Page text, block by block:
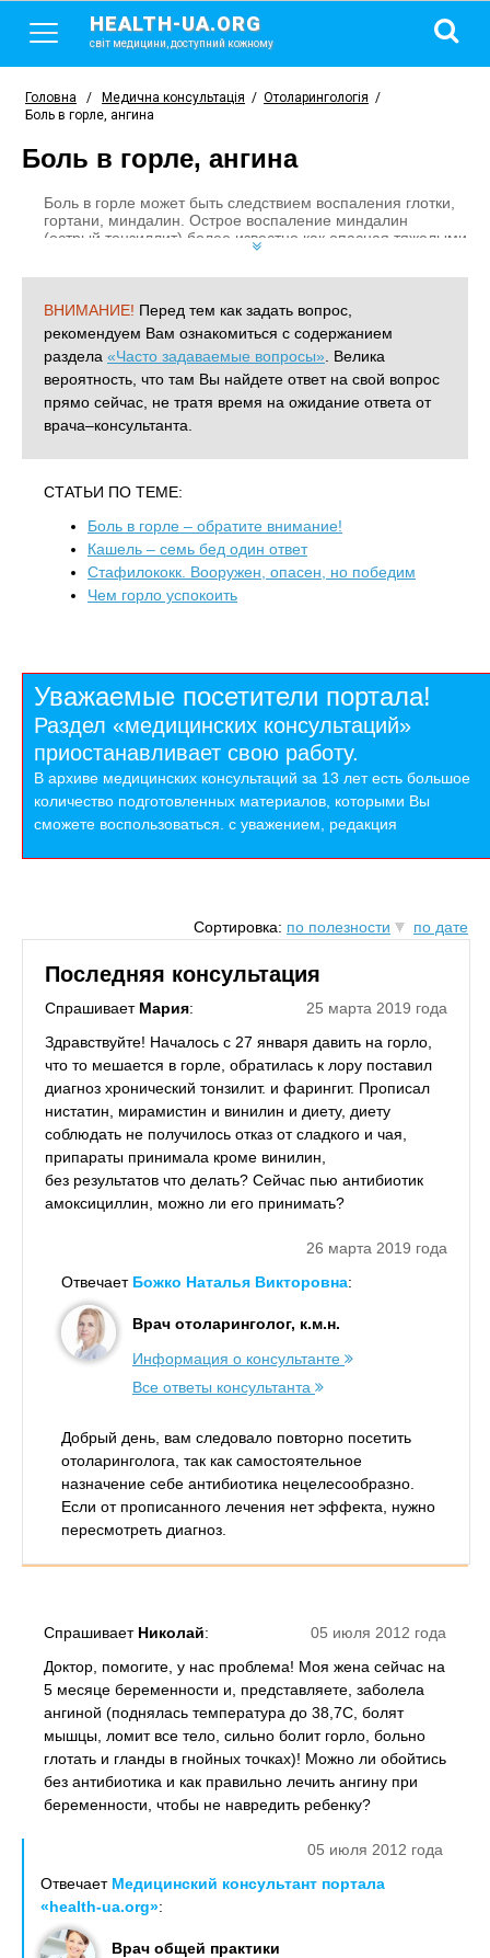
HEALTH-UA.ORG
світ медицини, доступний кожному
Головна / Медична консультація / Отоларингологія /
Боль в горле, ангина
Боль в горле, ангина
Боль в горле может быть следствием воспаления глотки,
гортани, миндалин. Острое воспаление миндалин
(острый тонзиллит) более известно как опасная тяжелыми
осложнениями ангина. Хронический тонзиллит — это
ВНИМАНИЕ! Перед тем как задать вопрос,
рекомендуем Вам ознакомиться с содержанием
раздела «Часто задаваемые вопросы» . Велика
вероятность, что там Вы найдете ответ на свой вопрос
прямо сейчас, не тратя время на ожидание ответа от
врача–консультанта.
СТАТЬИ ПО ТЕМЕ:
Боль в горле – обратите внимание!
Кашель – семь бед один ответ
Стафилококк. Вооружен, опасен, но победим
Чем горло успокоить
Уважаемые посетители портала!
Раздел «медицинских консультаций»
приостанавливает свою работу.
В архиве медицинских консультаций за 13 лет есть большое
количество подготовленных материалов, которыми Вы
сможете воспользоваться. с уважением, редакция
Сортировка: по полезности по дате
Последняя консультация
25 марта 2019 года
Спрашивает Мария:
Здравствуйте! Началось с 27 января давить на горло,
что то мешается в горле, обратилась к лору поставил
диагноз хронический тонзилит. и фарингит. Прописал
нистатин, мирамистин и винилин и диету, диету
соблюдать не получилось отказ от сладкого и чая,
припараты принимала кроме винилин,
без результатов что делать? Сейчас пью антибиотик
амоксициллин, можно ли его принимать?
26 марта 2019 года
Отвечает Божко Наталья Викторовна:
Врач отоларинголог, к.м.н.
Информация о консультанте
Все ответы консультанта
Добрый день, вам следовало повторно посетить
отоларинголога, так как самостоятельное
назначение себе антибиотика нецелесообразно.
Если от прописанного лечения нет эффекта, нужно
пересмотреть диагноз.
05 июля 2012 года
Спрашивает Николай:
Доктор, помогите, у нас проблема! Моя жена сейчас на
5 месяце беременности и, представляете, заболела
ангиной (поднялась температура до 38,7С, болят
мышцы, ломит все тело, сильно болит горло, больно
глотать и гланды в гнойных точках)! Можно ли обойтись
без антибиотика и как правильно лечить ангину при
беременности, чтобы не навредить ребенку?
05 июля 2012 года
Отвечает Медицинский консультант портала
«health-ua.org»:
Врач общей практики